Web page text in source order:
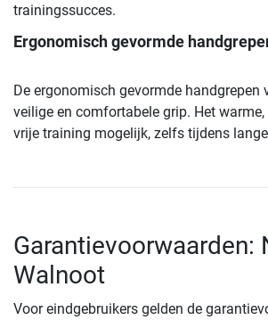
trainingssucces.
Ergonomisch gevormde
De ergonomisch gevormde
veilige en comfortabele grip. Het
vrije training mogelijk, zelfs tijdens
Garantievoorwaarden:
Walnoot
Voor eindgebruikers gelden de